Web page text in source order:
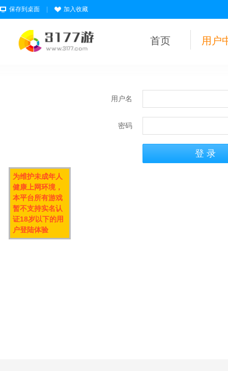
保存到桌面 加入收藏
首页 用户
用户名
密码
为维护未成年人
健康上网环境，
本平台所有游戏
暂不支持实名认
证18岁以下的用
户登陆体验